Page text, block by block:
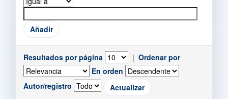
Resultados por página | Ordenar por
En orden
Autor/registro